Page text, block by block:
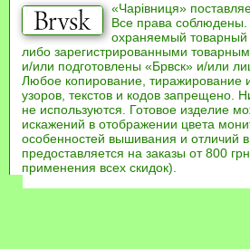
«Чарівниця»
Все права
охраняемый товарный
либо зарегистрированными
и/или подготовлены «Брвск» и/или
Любое копирование, тиражирование
узоров, текстов и кодов запрещено.
не используются. Готовое изделие
искажений в отображении цвета
особенностей вышивания и отличий
предоставляется на заказы от 800
применения всех скидок).